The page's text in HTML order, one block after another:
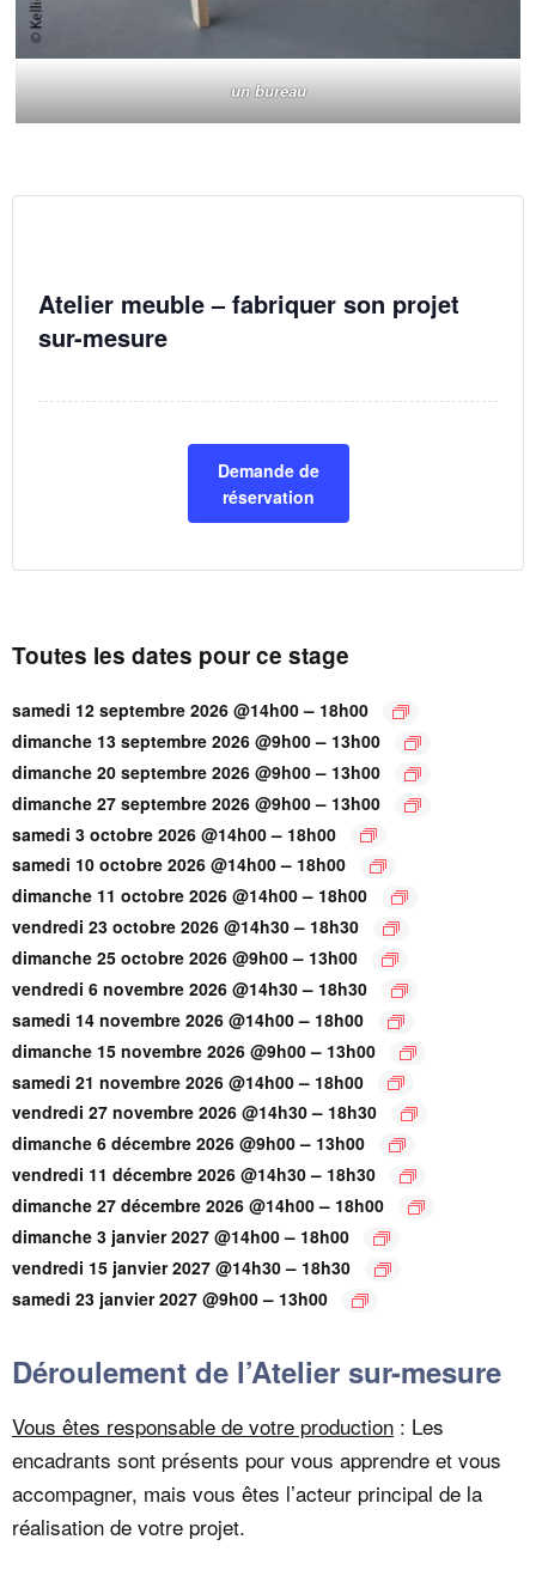
un bureau
Atelier meuble – fabriquer son projet
sur-mesure
Demande de
réservation
Toutes les dates pour ce stage
samedi 12 septembre 2026 @14h00– 18h00
dimanche 13 septembre 2026 @9h00– 13h00
dimanche 20 septembre 2026 @9h00– 13h00
dimanche 27 septembre 2026 @9h00– 13h00
samedi 3 octobre 2026 @14h00– 18h00
samedi 10 octobre 2026 @14h00– 18h00
dimanche 11 octobre 2026 @14h00– 18h00
vendredi 23 octobre 2026 @14h30– 18h30
dimanche 25 octobre 2026 @9h00– 13h00
vendredi 6 novembre 2026 @14h30– 18h30
samedi 14 novembre 2026 @14h00– 18h00
dimanche 15 novembre 2026 @9h00– 13h00
samedi 21 novembre 2026 @14h00– 18h00
vendredi 27 novembre 2026 @14h30– 18h30
dimanche 6 décembre 2026 @9h00– 13h00
vendredi 11 décembre 2026 @14h30– 18h30
dimanche 27 décembre 2026 @14h00– 18h00
dimanche 3 janvier 2027 @14h00– 18h00
vendredi 15 janvier 2027 @14h30– 18h30
samedi 23 janvier 2027 @9h00– 13h00
Déroulement de l’Atelier sur-mesure
Vous êtes responsable de votre production : Les
encadrants sont présents pour vous apprendre et vous
accompagner, mais vous êtes l’acteur principal de la
réalisation de votre projet.